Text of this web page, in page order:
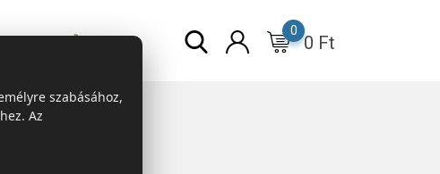
ár ESG 0 Ft
0
szabásához,
Az